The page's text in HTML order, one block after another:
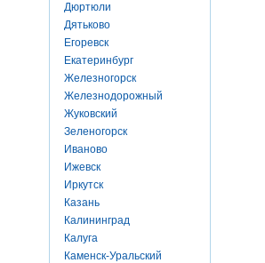
Дюртюли
Дятьково
Егоревск
Екатеринбург
Железногорск
Железнодорожный
Жуковский
Зеленогорск
Иваново
Ижевск
Иркутск
Казань
Калининград
Калуга
Каменск-Уральский